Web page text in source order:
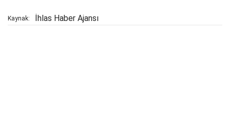
Kaynak: İhlas Haber Ajansı